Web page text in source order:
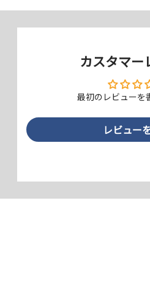
な弾力性・柔軟性が特徴的なフィルム
高く、ラウンドのかかったデバイスに
とができます。薄くても固いPETと素
カスタマー
最初のレビューを
レビュー